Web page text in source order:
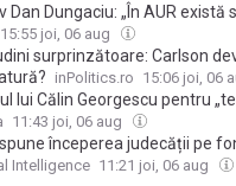
Dan Dungaciu: „În AUR
finanțarea manifestațiilor
15:55 joi, 06 aug
surprinzătoare: Carlson
inPolitics.ro 15:06 joi, 06
lui Călin Georgescu pentru
11:43 joi, 06 aug
începerea judecății pe
Intelligence 11:21 joi, 06 aug